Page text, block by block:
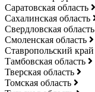
Саратовская область
Сахалинская область
Свердловская область
Смоленская область
Ставропольский край
Тамбовская область
Тверская область
Томская область